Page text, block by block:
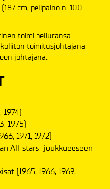
cm, pelipaino n. 100
toimi peliuransa
toimitusjohtajana
johtajana..
1974)
1975)
1971, 1972)
All-stars -joukkueeseen
(1965, 1966, 1969,